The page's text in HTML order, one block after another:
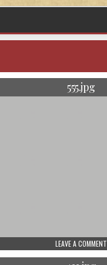
LEAVE A COMMENT
555.jpg